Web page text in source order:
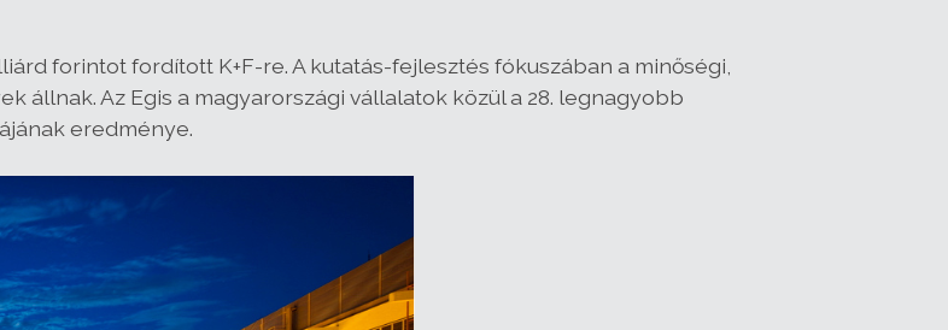
forintot fordított K+F-re. A kutatás-fejlesztés fókuszában a minőségi,
állnak. Az Egis a magyarországi vállalatok közül a 28. legnagyobb
eredménye.